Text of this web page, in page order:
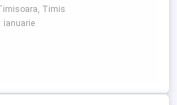
frâna plăcuțe , revizie
,stare f. bună ,140 Cp, climă
senzori parcare ,import
Timis
ianuarie